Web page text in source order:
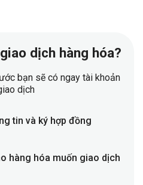
dịch hàng hóa?
bạn sẽ có ngay tài khoản
dịch
tin và ký hợp đồng
hàng hóa muốn giao dịch